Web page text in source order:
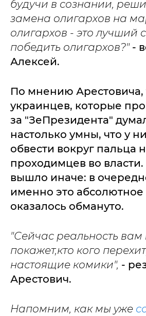
будучи в сознании,
замена олигархов на
олигархов - это лучший
победить олигархов?"-
Алексей.
По мнению Арестовича,
украинцев, которые
за "ЗеПрезидента"
настолько умны, что у
обвести вокруг пальца
проходимцев во власти.
вышло иначе: в
именно это
оказалось обмануто.
"Сейчас реальность
покажет,кто кого
настоящие комики", -
Арестович.
Напомним, как мы уже